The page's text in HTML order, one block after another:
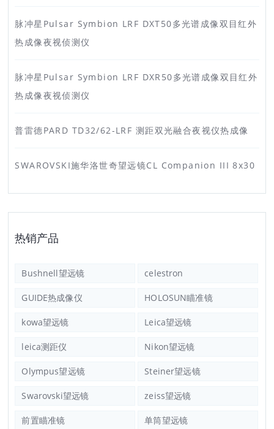
脉冲星Pulsar Symbion LRF DXT50多光谱成像双目红外
热成像夜视侦测仪
脉冲星Pulsar Symbion LRF DXR50多光谱成像双目红外
热成像夜视侦测仪
普雷德PARD TD32/62-LRF 测距双光融合夜视仪热成像
SWAROVSKI施华洛世奇望远镜CL Companion III 8x30
热销产品
Bushnell望远镜 celestron
GUIDE热成像仪 HOLOSUN瞄准镜
kowa望远镜 Leica望远镜
leica测距仪 Nikon望远镜
Olympus望远镜 Steiner望远镜
Swarovski望远镜 zeiss望远镜
前置瞄准镜 单筒望远镜